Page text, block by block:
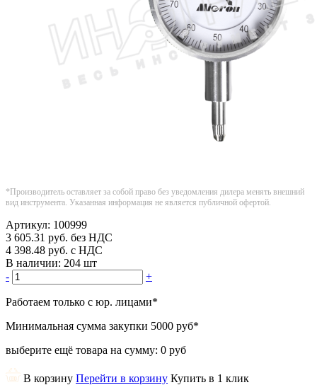
*Производитель оставляет за собой право без уведомления дилера менять внешний
вид инструмента. Указанная информация не является публичной офертой.
Артикул: 100999
3 605.31 руб. без НДС
4 398.48 руб. с НДС
В наличии: 204 шт
-
+
Работаем только с юр. лицами*
Минимальная сумма закупки 5000 руб*
выберите ещё товара на сумму: 0 руб
В корзину Перейти в корзину Купить в 1 клик